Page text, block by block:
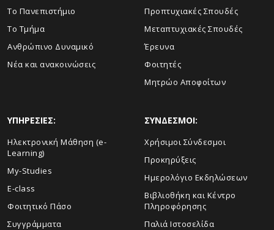
Το Πανεπιστήμιο
Το Τμήμα
Ανθρώπινο Δυναμικό
Νέα και ανακοινώσεις
Προπτυχιακές Σπουδές
Μεταπτυχιακές Σπουδές
Έρευνα
Φοιτητές
Μητρώο Αποφοίτων
ΥΠΗΡΕΣΙΕΣ:
Ηλεκτρονική Μάθηση (e-
Learning)
My-Studies
E-class
Φοιτητικό Πάσο
Συγγράμματα
ΣΥΝΔΕΣΜΟΙ:
Χρήσιμοι Σύνδεσμοι
Προκηρύξεις
Ημερολόγιο Εκδηλώσεων
Βιβλιοθήκη και Κέντρο
Πληροφόρησης
Παλιά Ιστοσελίδα